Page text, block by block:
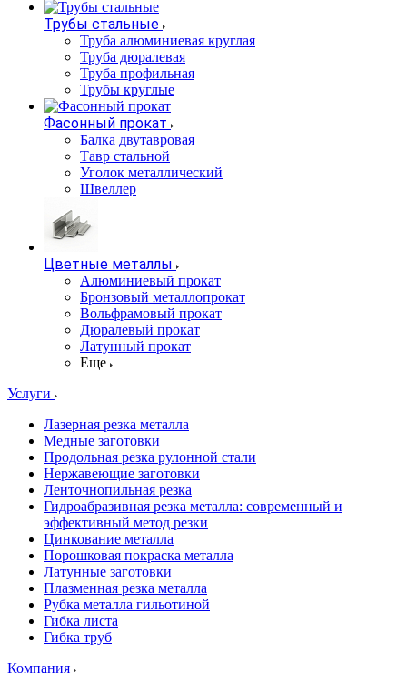
Трубы стальные
Труба алюминиевая круглая
Труба дюралевая
Труба профильная
Трубы круглые
Фасонный прокат
Балка двутавровая
Тавр стальной
Уголок металлический
Швеллер
Цветные металлы
Алюминиевый прокат
Бронзовый металлопрокат
Вольфрамовый прокат
Дюралевый прокат
Латунный прокат
Еще
Услуги
Лазерная резка металла
Медные заготовки
Продольная резка рулонной стали
Нержавеющие заготовки
Ленточнопильная резка
Гидроабразивная резка металла: современный и
эффективный метод резки
Цинкование металла
Порошковая покраска металла
Латунные заготовки
Плазменная резка металла
Рубка металла гильотиной
Гибка листа
Гибка труб
Компания